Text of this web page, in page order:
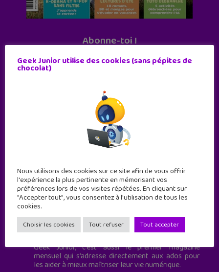
Abonne-toi !
11 numéros par an
Geek Junior est le premier site de culture numérique
à destination des adolescents.
Geek Junior, c’est aussi le premier magazine
mensuel qui s’adresse directement aux ados pour
les aider à mieux maîtriser leur vie numérique.
Geek Junior utilise des cookies (sans pépites de
chocolat)
Nous utilisons des cookies sur ce site afin de vous offrir
l'expérience la plus pertinente en mémorisant vos
préférences lors de vos visites répétées. En cliquant sur
"Accepter tout", vous consentez à l'utilisation de tous les
cookies.
Choisir les cookies Tout refuser Tout accepter